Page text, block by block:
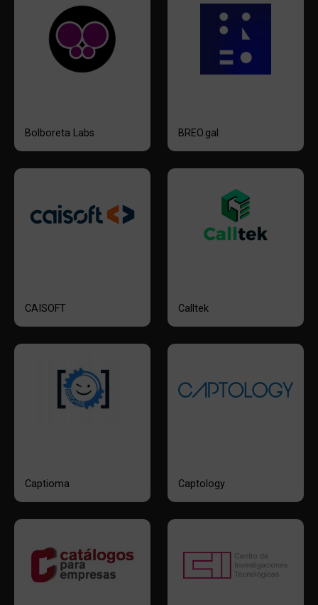
Bolboreta Labs BREO.gal
CAISOFT Calltek
Captioma Captology